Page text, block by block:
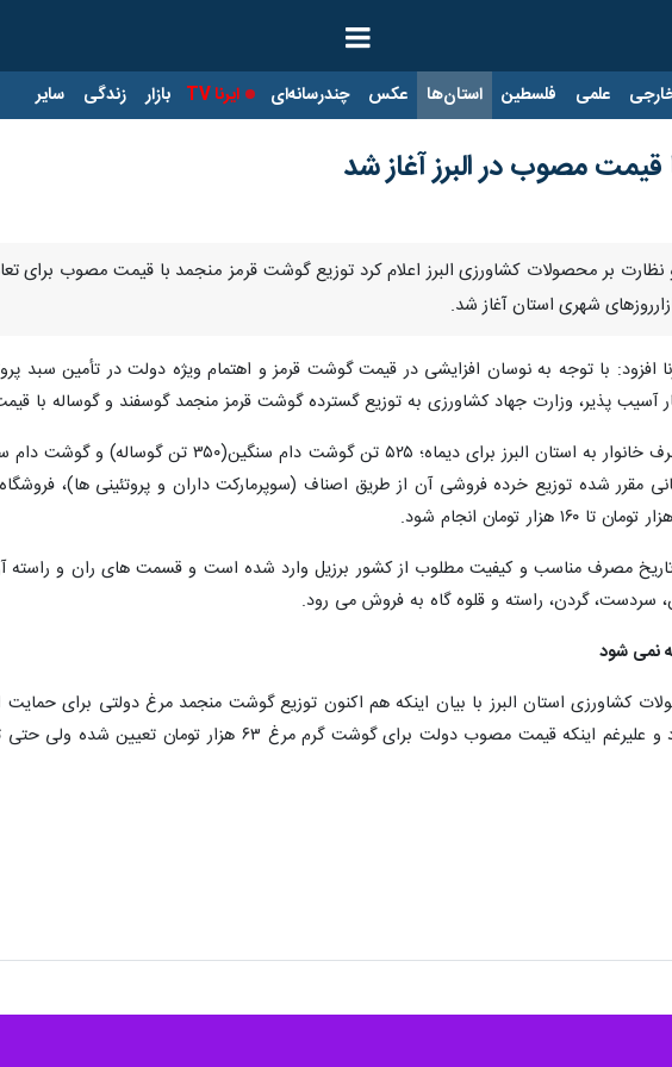
علمی فلسطین استان‌ها عکس چندرسانه‌ای ایرنا TV بازار زندگی سایر
مصوب در البرز آغاز شد
بر محصولات کشاورزی البرز اعلام کرد توزیع گوشت قرمز منجمد با قیمت مصوب برای
شهری استان آغاز شد.
افزود: با توجه به نوسان افزایشی در قیمت گوشت قرمز و اهتمام ویژه دولت در تأمین سبد
پذیر، وزارت جهاد کشاورزی به توزیع گسترده گوشت قرمز منجمد گوسفند و گوساله با
مقرر شده توزیع خرده فروشی آن از طریق اصناف (سوپرمارکت داران و پروتئینی ها)،
مصرف مناسب و کیفیت مطلوب از کشور برزیل وارد شده است و قسمت های ران و
سردست، گردن، راسته و قلوه گاه به فروش می رود.
نمی شود
کشاورزی استان البرز با بیان اینکه هم اکنون توزیع گوشت منجمد مرغ دولتی برای